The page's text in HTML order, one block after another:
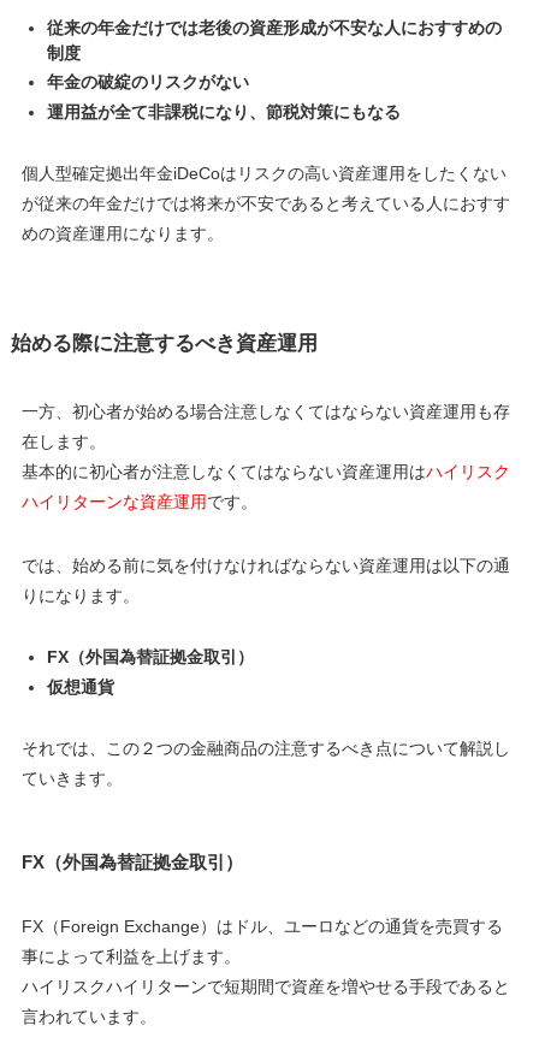
従来の年金だけでは老後の資産形成が不安な人におすすめの
制度
年金の破綻のリスクがない
運用益が全て非課税になり、節税対策にもなる
個人型確定拠出年金iDeCoはリスクの高い資産運用をしたくない
が従来の年金だけでは将来が不安であると考えている人におすす
めの資産運用になります。
始める際に注意するべき資産運用
一方、初心者が始める場合注意しなくてはならない資産運用も存
在します。
基本的に初心者が注意しなくてはならない資産運用はハイリスク
ハイリターンな資産運用です。
では、始める前に気を付けなければならない資産運用は以下の通
りになります。
FX（外国為替証拠金取引）
仮想通貨
それでは、この２つの金融商品の注意するべき点について解説し
ていきます。
FX（外国為替証拠金取引）
FX（Foreign Exchange）はドル、ユーロなどの通貨を売買する
事によって利益を上げます。
ハイリスクハイリターンで短期間で資産を増やせる手段であると
言われています。